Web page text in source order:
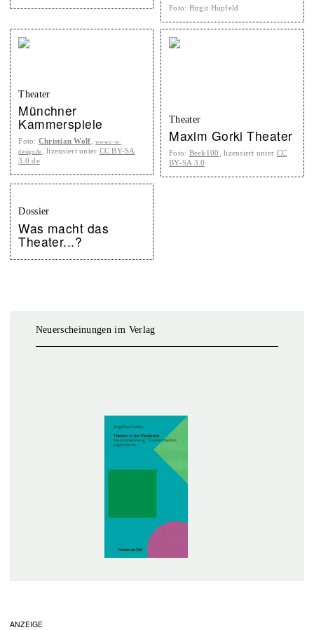
Foto: Birgit Hupfeld
Theater
Münchner
Kammerspiele
Foto: Christian Wolf,www.c-w-
design.de, lizensiert unter CC BY-SA
3.0 de
Theater
Maxim Gorki Theater
Foto: Beek100, lizensiert unter CC
BY-SA 3.0
Dossier
Was macht das
Theater...?
Neuerscheinungen im Verlag
ANZEIGE